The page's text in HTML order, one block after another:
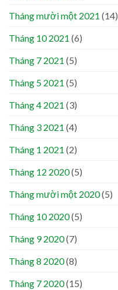
Tháng mười một 2021 (14)
Tháng 10 2021 (6)
Tháng 7 2021 (5)
Tháng 5 2021 (5)
Tháng 4 2021 (3)
Tháng 3 2021 (4)
Tháng 1 2021 (2)
Tháng 12 2020(5)
Tháng mười một 2020(5)
Tháng 10 2020(5)
Tháng 9 2020(7)
Tháng 8 2020(8)
Tháng 7 2020(15)